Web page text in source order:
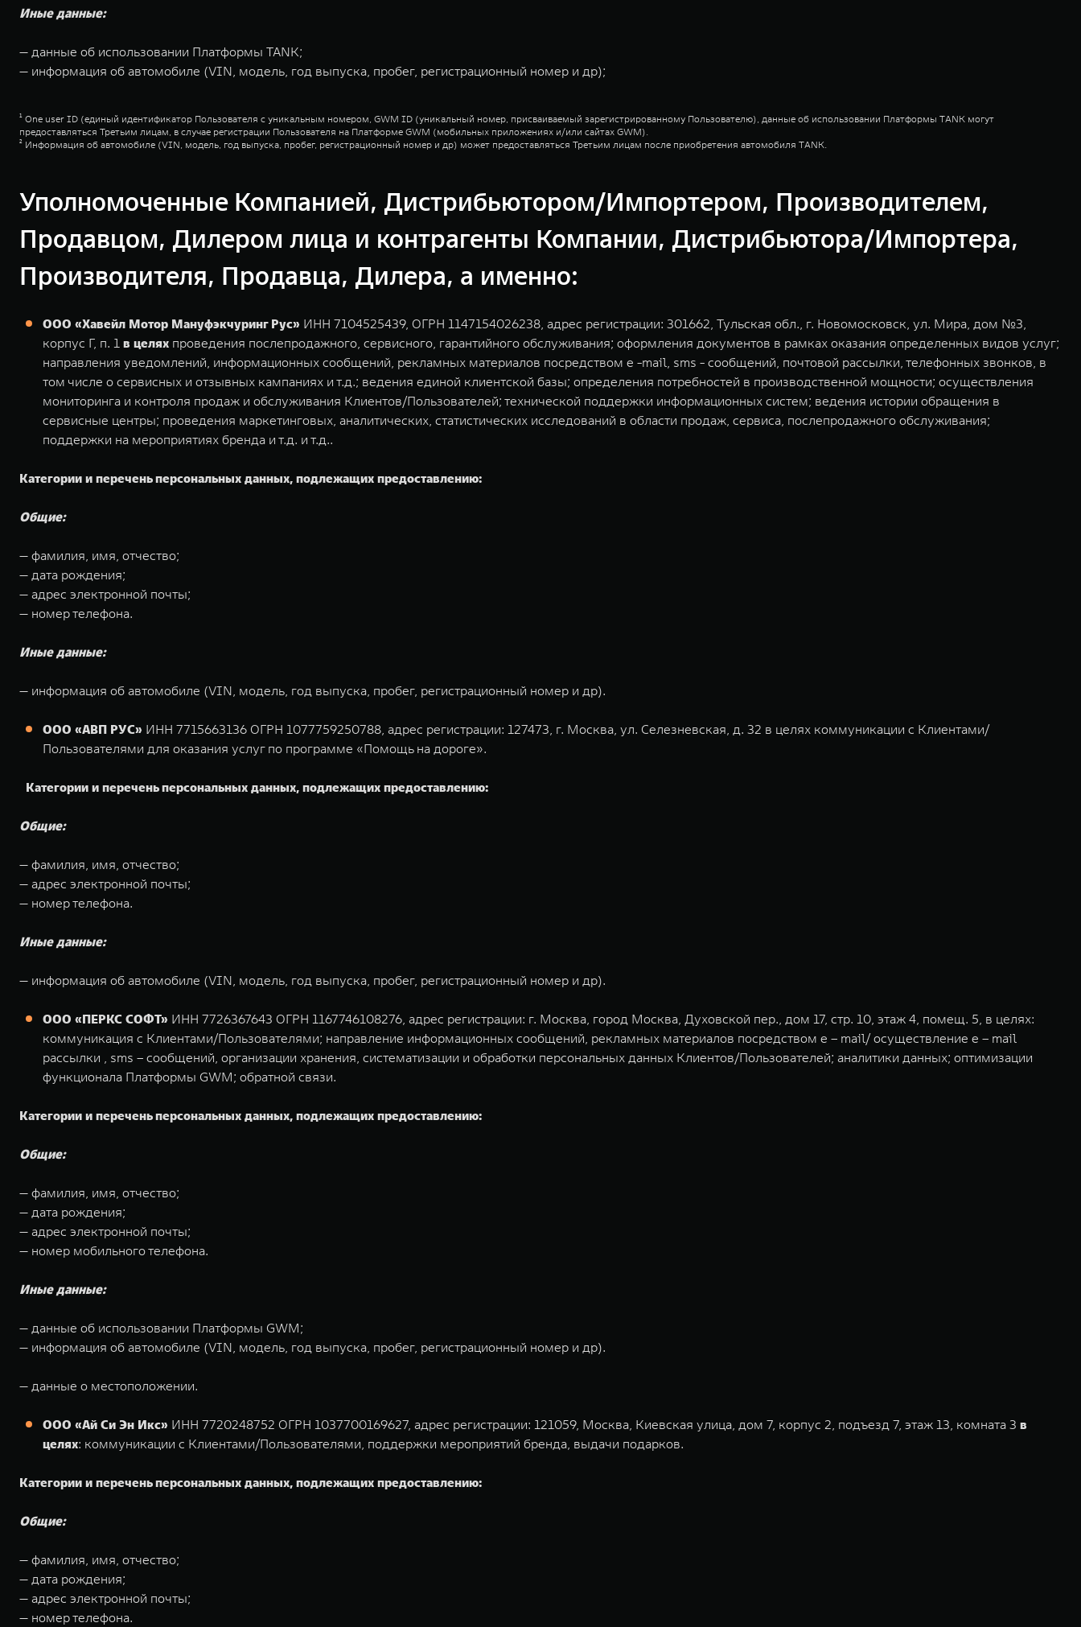
Иные данные:
— данные об использовании Платформы TANK;
— информация об автомобиле (VIN, модель, год выпуска, пробег, регистрационный номер и др);
¹ One user ID (единый идентификатор Пользователя с уникальным номером, GWM ID (уникальный номер, присваиваемый зарегистрированному Пользователю), данные об использовании Платформы TANK могут
предоставляться Третьим лицам, в случае регистрации Пользователя на Платформе GWM (мобильных приложениях и/или сайтах GWM).
² Информация об автомобиле (VIN, модель, год выпуска, пробег, регистрационный номер и др) может предоставляться Третьим лицам после приобретения автомобиля TANK.
Уполномоченные Компанией, Дистрибьютором/Импортером, Производителем,
Продавцом, Дилером лица и контрагенты Компании, Дистрибьютора/Импортера,
Производителя, Продавца, Дилера, а именно:
ООО «Хавейл Мотор Мануфэкчуринг Рус» ИНН 7104525439, ОГРН 1147154026238, адрес регистрации: 301662, Тульская обл., г. Новомосковск, ул. Мира, дом №3,
корпус Г, п. 1 в целях проведения послепродажного, сервисного, гарантийного обслуживания; оформления документов в рамках оказания определенных видов услуг;
направления уведомлений, информационных сообщений, рекламных материалов посредством e -mail, sms - сообщений, почтовой рассылки, телефонных звонков, в
том числе о сервисных и отзывных кампаниях и т.д.; ведения единой клиентской базы; определения потребностей в производственной мощности; осуществления
мониторинга и контроля продаж и обслуживания Клиентов/Пользователей; технической поддержки информационных систем; ведения истории обращения в
сервисные центры; проведения маркетинговых, аналитических, статистических исследований в области продаж, сервиса, послепродажного обслуживания;
поддержки на мероприятиях бренда и т.д. и т.д..
Категории и перечень персональных данных, подлежащих предоставлению:
Общие:
— фамилия, имя, отчество;
— дата рождения;
— адрес электронной почты;
— номер телефона.
Иные данные:
— информация об автомобиле (VIN, модель, год выпуска, пробег, регистрационный номер и др).
ООО «АВП РУС» ИНН 7715663136 ОГРН 1077759250788, адрес регистрации: 127473, г. Москва, ул. Селезневская, д. 32 в целях коммуникации с Клиентами/
Пользователями для оказания услуг по программе «Помощь на дороге».
Категории и перечень персональных данных, подлежащих предоставлению:
Общие:
— фамилия, имя, отчество;
— адрес электронной почты;
— номер телефона.
Иные данные:
— информация об автомобиле (VIN, модель, год выпуска, пробег, регистрационный номер и др).
ООО «ПЕРКС СОФТ» ИНН 7726367643 ОГРН 1167746108276, адрес регистрации: г. Москва, город Москва, Духовской пер., дом 17, стр. 10, этаж 4, помещ. 5, в целях:
коммуникация с Клиентами/Пользователями; направление информационных сообщений, рекламных материалов посредством e – mail/ осуществление e – mail
рассылки , sms – сообщений, организации хранения, систематизации и обработки персональных данных Клиентов/Пользователей; аналитики данных; оптимизации
функционала Платформы GWM; обратной связи.
Категории и перечень персональных данных, подлежащих предоставлению:
Общие:
— фамилия, имя, отчество;
— дата рождения;
— адрес электронной почты;
— номер мобильного телефона.
Иные данные:
— данные об использовании Платформы GWM;
— информация об автомобиле (VIN, модель, год выпуска, пробег, регистрационный номер и др).
— данные о местоположении.
ООО «Ай Си Эн Икс» ИНН 7720248752 ОГРН 1037700169627, адрес регистрации: 121059, Москва, Киевская улица, дом 7, корпус 2, подъезд 7, этаж 13, комната 3 в
целях: коммуникации с Клиентами/Пользователями, поддержки мероприятий бренда, выдачи подарков.
Категории и перечень персональных данных, подлежащих предоставлению:
Общие:
— фамилия, имя, отчество;
— дата рождения;
— адрес электронной почты;
— номер телефона.